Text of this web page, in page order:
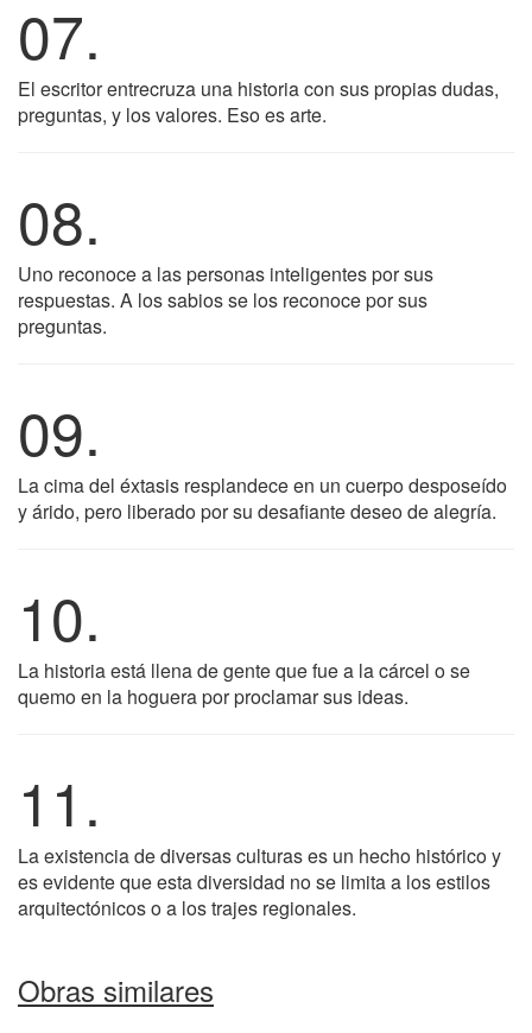
07.
El escritor entrecruza una historia con sus propias dudas,
preguntas, y los valores. Eso es arte.
08.
Uno reconoce a las personas inteligentes por sus
respuestas. A los sabios se los reconoce por sus
preguntas.
09.
La cima del éxtasis resplandece en un cuerpo desposeído
y árido, pero liberado por su desafiante deseo de alegría.
10.
La historia está llena de gente que fue a la cárcel o se
quemo en la hoguera por proclamar sus ideas.
11.
La existencia de diversas culturas es un hecho histórico y
es evidente que esta diversidad no se limita a los estilos
arquitectónicos o a los trajes regionales.
Obras similares